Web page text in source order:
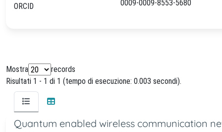
ORCID 0009-0009-8553-5680
Mostra
records
Risultati 1 - 1 di 1 (tempo di esecuzione: 0.003 secondi).
Quantum enabled wireless communication